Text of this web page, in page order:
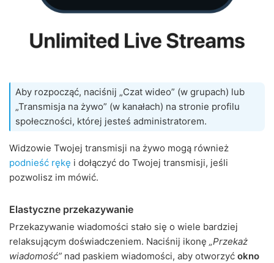
Aby rozpocząć, naciśnij „Czat wideo” (w grupach) lub
„Transmisja na żywo” (w kanałach) na stronie profilu
społeczności, której jesteś administratorem.
Widzowie Twojej transmisji na żywo mogą również
podnieść rękę i dołączyć do Twojej transmisji, jeśli
pozwolisz im mówić.
Elastyczne przekazywanie
Przekazywanie wiadomości stało się o wiele bardziej
relaksującym doświadczeniem. Naciśnij ikonę „Przekaż
wiadomość” nad paskiem wiadomości, aby otworzyć okno